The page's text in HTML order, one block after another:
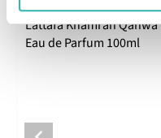
Lattafa Khamrah Qahwa
Eau de Parfum 100ml